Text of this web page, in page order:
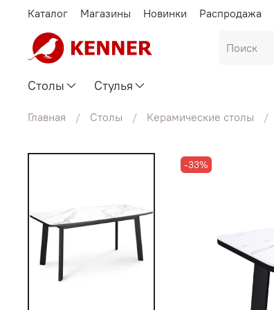
Каталог Магазины Новинки Распродажа
Столы Стулья
Главная Столы Керамические столы
-33%